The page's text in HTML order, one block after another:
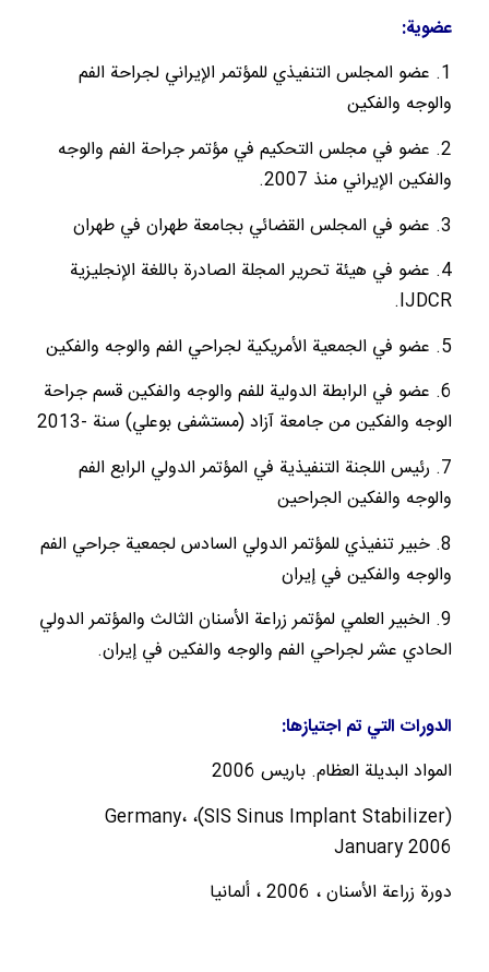
عضوية:
1. عضو المجلس التنفيذي للمؤتمر الإيراني لجراحة الفم
والوجه والفكين
2
. عضو في مجلس التحكيم في مؤتمر جراحة الفم والوجه
والفكين الإيراني منذ 2007.
3. عضو في المجلس القضائي بجامعة طهران في طهران
4. عضو في هيئة تحرير المجلة الصادرة باللغة الإنجليزية
IJDCR.
5. عضو في الجمعية الأمريكية لجراحي الفم والوجه والفكين
6
. عضو في الرابطة الدولية للفم والوجه والفكين قسم جراحة
الوجه والفكين من جامعة آزاد (مستشفى بوعلي) سنة -2013
7. رئيس اللجنة التنفيذية في المؤتمر الدولي الرابع الفم
والوجه والفكين الجراحين
8. خبير تنفيذي للمؤتمر الدولي السادس لجمعية جراحي الفم
والوجه والفكين في إيران
9. الخبير العلمي لمؤتمر زراعة الأسنان الثالث والمؤتمر الدولي
الحادي عشر لجراحي الفم والوجه والفكين في إيران.
الدورات التي تم اجتيازها:
المواد البديلة العظام. باريس 2006
(SIS Sinus Implant Stabilizer)، Germany،
January 2006
دورة زراعة الأسنان ، 2006 ، ألمانيا